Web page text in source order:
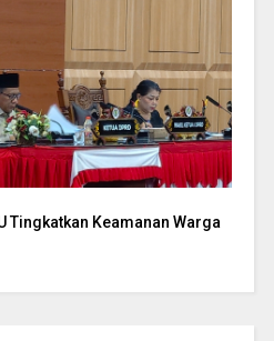
Tingkatkan Keamanan Warga